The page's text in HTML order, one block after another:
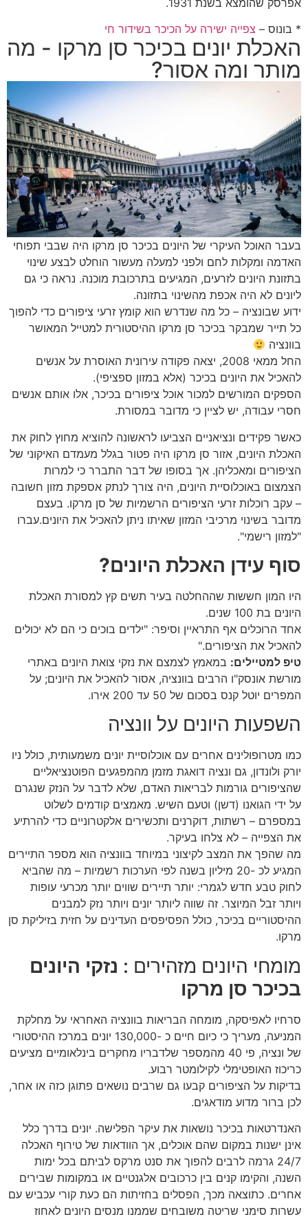
אפרסק שהומצא בשנת 1931.
* בונוס – צפייה ישירה על הכיכר בשידור חי
האכלת יונים בכיכר סן מרקו - מה
מותר ומה אסור?
בעבר האוכל העיקרי של היונים בכיכר סן מרקו היה שבבי תפוחי
האדמה ומקלות לחם ולפני למעלה מעשור הוחלט לבצע שינוי
בתזונת היונים לזרעים, המגיעים בתרכובת מוכנה. נראה כי גם
ליונים לא היה אכפת מהשינוי בתזונה.
ידוע שבונציה – כל מה שנדרש הוא קומץ זרעי ציפורים כדי להפוך
כל תייר שמבקר בכיכר סן מרקו ההיסטורית למטייל המאושר
בוונציה
החל ממאי 2008, יצאה פקודה עירונית האוסרת על אנשים
להאכיל את היונים בכיכר (אלא במזון ספציפי).
הספקים המורשים למכור אוכל ציפורים בכיכר, אלו אותם אנשים
חסרי עבודה, יש לציין כי מדובר במסורת.
כאשר פקידים ונציאניים הצביעו לראשונה להוציא מחוץ לחוק את
האכלת היונים, אזור סן מרקו היה פטור בגלל מעמדם האיקוני של
הציפורים ומאכליהן. אך בסופו של דבר התברר כי למרות
הצמצום באוכלוסיית היונים, היה צורך לנתק אספקת מזון חשובה
– עקב רוכלות זרעי הציפורים הרשמיות של סן מרקו. בעצם
מדובר בשינוי מרכיבי המזון שאיתו ניתן להאכיל את היונים.עברו
"למזון רישמי".
סוף עידן האכלת היונים?
היו המון חששות שההחלטה בעיר תשים קץ למסורת האכלת
היונים בת 100 שנים.
אחד הרוכלים אף התראיין וסיפר: "ילדים בוכים כי הם לא יכולים
להאכיל את הציפורים."
טיפ למטיילים: במאמץ לצמצם את נזקי צואת היונים באתרי
מורשת אונסק"ו הרבים בוונציה, אסור להאכיל את היונים; על
המפרים יוטל קנס בסכום של 50 עד 200 אירו.
השפעות היונים על וונציה
כמו מטרופולינים אחרים עם אוכלוסיית יונים משמעותית, כולל ניו
יורק ולונדון, גם ונציה דואגת מזמן מהמפגעים הפוטנציאליים
שהציפורים גורמות לבריאות האדם, שלא לדבר על הנזק שנגרם
על ידי הגואנו (דשן) וטעם השיש. מאמצים קודמים לשלוט
במספרם – רשתות, דוקרנים ותכשירים אלקטרוניים כדי להרתיע
את הצפייה – לא צלחו בעיקר.
מה שהפך את המצב לקיצוני במיוחד בוונציה הוא מספר התיירים
המגיע לכ -20 מיליון בשנה לפי הערכות רשמיות – מה שהביא
לחוק טבע חדש לגמרי: יותר תיירים שווים יותר מכרעי עופות
ויותר זבל המיוצר. זה שווה ליותר יונים ויותר נזק למבנים
ההיסטוריים בכיכר, כולל הפסיפסים העדינים על חזית בזיליקת סן
מרקו.
מומחי היונים מזהירים : נזקי היונים
בכיכר סן מרקו
סרחיו לאפיסקה, מומחה הבריאות בוונציה האחראי על מחלקת
המניעה, מעריך כי כיום חיים כ -130,000 יונים במרכז ההיסטורי
של ונציה, פי 40 מהמספר שלדבריו מחקרים בינלאומיים מציעים
כריכוז האופטימלי לקילומטר רבוע.
בדיקות על הציפורים קבעו גם שרבים נושאים פתוגן כזה או אחר,
לכן ברור מדוע מודאגים.
האנדרטאות בכיכר נושאות את עיקר הפלישה. יונים בדרך כלל
אינן ישנות במקום שהם אוכלים, אך הוודאות של טירוף האכלה
24/7 גרמה לרבים להפוך את סנט מרקס לביתם בכל ימות
השנה, והקימו קנים בין כרכובים אלגנטיים או במקומות שבירים
אחרים. כתוצאה מכך, הפסלים בחזיתות הם כעת קורי עכביש עם
עשרות סימני שריטה משובחים שממנו מנסים היונים לאחוז